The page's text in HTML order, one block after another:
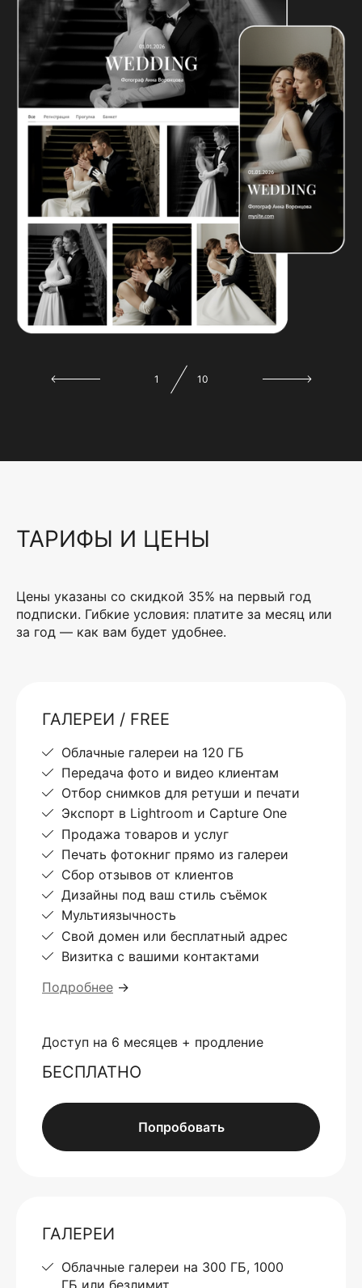
1 10
ТАРИФЫ И ЦЕНЫ
Цены указаны со скидкой 35% на первый год
подписки. Гибкие условия: платите за месяц или
за год — как вам будет удобнее.
ГАЛЕРЕИ / FREE
Облачные галереи на 120 ГБ
Передача фото и видео клиентам
Отбор снимков для ретуши и печати
Экспорт в Lightroom и Capture One
Продажа товаров и услуг
Печать фотокниг прямо из галереи
Сбор отзывов от клиентов
Дизайны под ваш стиль съёмок
Мультиязычность
Свой домен или бесплатный адрес
Визитка с вашими контактами
Подробнее →
Доступ на 6 месяцев + продление
БЕСПЛАТНО
Попробовать
ГАЛЕРЕИ
Облачные галереи на 300 ГБ, 1000
ГБ или безлимит